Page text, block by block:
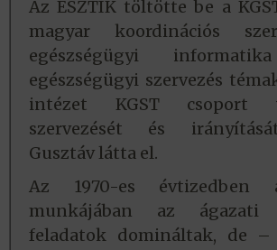
Az ESZTIK töltötte be a
magyar koordinációs
egészségügyi
egészségügyi szervezés
intézet KGST csoport
szervezését és
Gusztáv látta el.
Az 1970-es évtizedben
munkájában az ágazati
feladatok domináltak, de –